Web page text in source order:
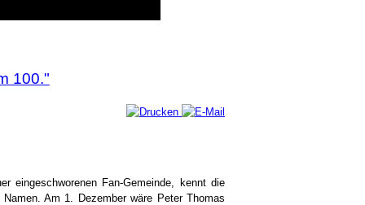
100."
eingeschworenen Fan-Gemeinde, kennt die
Am 1. Dezember wäre Peter Thomas